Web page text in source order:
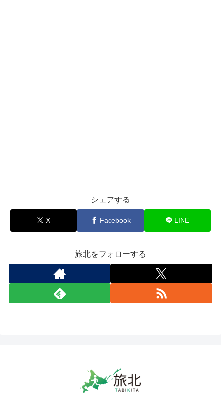
シェアする
X Facebook LINE
旅北をフォローする